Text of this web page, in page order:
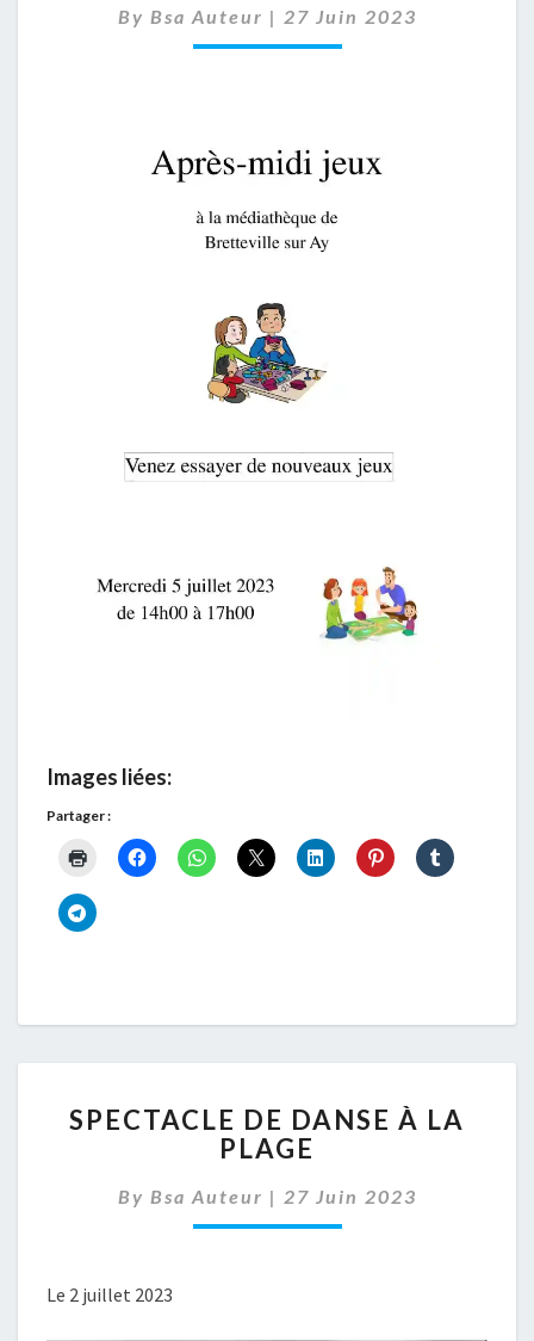
By Bsa Auteur | 27 Juin 2023
Images liées:
Partager :
DE
DANSE
LA
PLAGE
SPECTACLE DE DANSE À LA
PLAGE
By Bsa Auteur | 27 Juin 2023
Le 2 juillet 2023